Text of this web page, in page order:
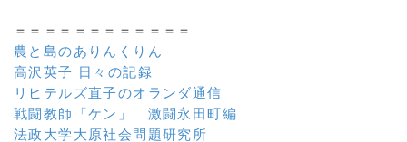
＝＝＝＝＝＝＝＝＝＝＝＝
農と島のありんくりん
高沢英子 日々の記録
リヒテルズ直子のオランダ通信
戦闘教師「ケン」 激闘永田町編
法政大学大原社会問題研究所